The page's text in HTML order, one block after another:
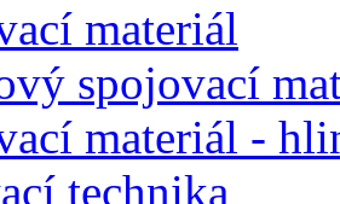
materiál
spojovací
materiál -
technika